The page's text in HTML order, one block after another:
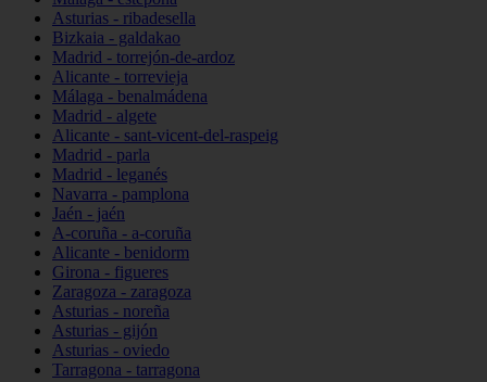
Asturias - ribadesella
Bizkaia - galdakao
Madrid - torrejón-de-ardoz
Alicante - torrevieja
Málaga - benalmádena
Madrid - algete
Alicante - sant-vicent-del-raspeig
Madrid - parla
Madrid - leganés
Navarra - pamplona
Jaén - jaén
A-coruña - a-coruña
Alicante - benidorm
Girona - figueres
Zaragoza - zaragoza
Asturias - noreña
Asturias - gijón
Asturias - oviedo
Tarragona - tarragona